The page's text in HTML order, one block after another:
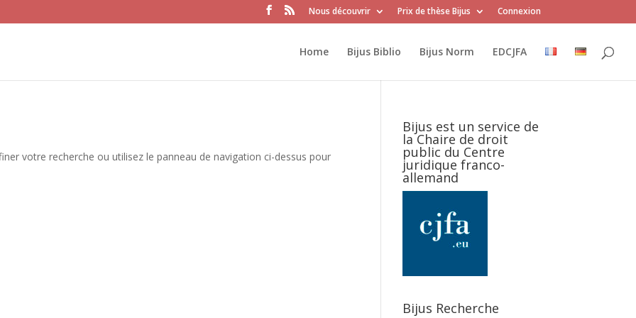
Nous découvrir Prix de thèse Bijus Connexion
Home Bijus Biblio Bijus Norm EDCJFA
votre recherche ou utilisez le panneau de navigation ci-dessus pour
Bijus est un service de
la Chaire de droit
public du Centre
juridique franco-
allemand
Bijus Recherche